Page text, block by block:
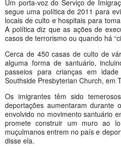
Um porta-voz do Serviço de
segue uma política de 2011 para
locais de culto e hospitais para
A política diz que as ações de
casos de terrorismo ou quando há
Cerca de 450 casas de culto de
alguma forma de santuário,
passeios para crianças em
Southside Presbyterian Church, em
Os imigrantes têm sido
deportações aumentaram durante
envolvido no movimento santuário
promete construir um muro ao
muçulmanos entrem no país e
disse ela.